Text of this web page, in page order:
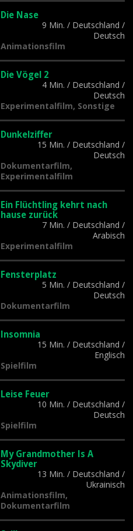
Die Nase
9 Min. / Deutschland /
Deutsch
Animationsfilm
Die Vögel 2
4 Min. / Deutschland /
Deutsch
Experimentalfilm, Sonstige
Dunkelziffer
15 Min. / Deutschland /
Deutsch
Dokumentarfilm,
Experimentalfilm
Ein Flüchtling kehrt nach
hause zurück
7 Min. / Deutschland /
Arabisch
Experimentalfilm
Fensterplatz
5 Min. / Deutschland /
Deutsch
Dokumentarfilm
Insomnia
15 Min. / Deutschland /
Englisch
Spielfilm
Leise Feuer
10 Min. / Deutschland /
Deutsch
Spielfilm
My Grandmother Is A
Skydiver
13 Min. / Deutschland /
Ukrainisch
Animationsfilm,
Dokumentarfilm